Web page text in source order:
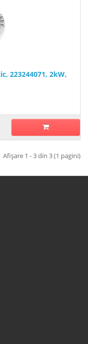
223244071, 2kW,
Afişare 1 - 3 din 3 (1 pagini)